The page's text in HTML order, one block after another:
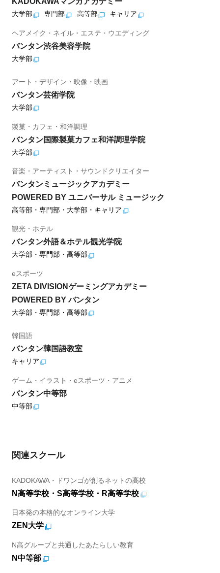
大学部 専門部 高等部 キャリア
ヘアメイク・ネイル・エステ・ウエディング
バンタン渋谷美容学院
大学部
アート・デザイン・映像・映画
バンタン芸術学院
大学部
製菓・カフェ・和洋調理
バンタン国際製菓カフェ和洋調理学院
大学部
音楽・アーティスト・サウンドクリエイター
バンタンミュージックアカデミー
POWERED BY ユニバーサル ミュージック
高等部・専門部・大学部・キャリア
観光・ホテル
バンタン外語＆ホテル観光学院
大学部・専門部・高等部
eスポーツ
ZETA DIVISIONゲーミングアカデミー
POWERED BY バンタン
大学部・専門部・高等部
韓国語
バンタン韓国語教室
キャリア
ゲーム・イラスト・eスポーツ・アニメ
バンタン中等部
中等部
関連スクール
KADOKAWA・ドワンゴが創るネットの高校
N高等学校・S高等学校・R高等学校
日本発の本格的なオンライン大学
ZEN大学
N高グループと共通したあたらしい教育
N中等部